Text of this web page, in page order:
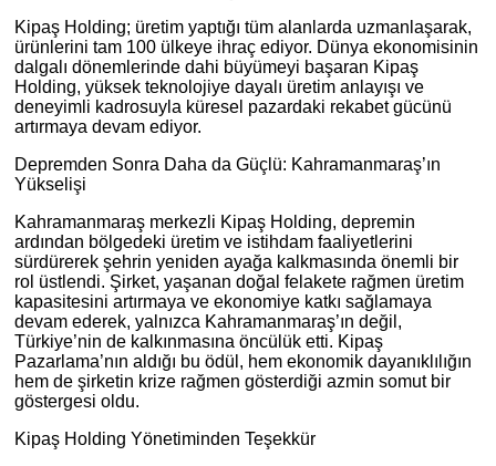
Kipaş Holding; üretim yaptığı tüm alanlarda uzmanlaşarak,
ürünlerini tam 100 ülkeye ihraç ediyor. Dünya ekonomisinin
dalgalı dönemlerinde dahi büyümeyi başaran Kipaş
Holding, yüksek teknolojiye dayalı üretim anlayışı ve
deneyimli kadrosuyla küresel pazardaki rekabet gücünü
artırmaya devam ediyor.
Depremden Sonra Daha da Güçlü: Kahramanmaraş’ın
Yükselişi
Kahramanmaraş merkezli Kipaş Holding, depremin
ardından bölgedeki üretim ve istihdam faaliyetlerini
sürdürerek şehrin yeniden ayağa kalkmasında önemli bir
rol üstlendi. Şirket, yaşanan doğal felakete rağmen üretim
kapasitesini artırmaya ve ekonomiye katkı sağlamaya
devam ederek, yalnızca Kahramanmaraş’ın değil,
Türkiye’nin de kalkınmasına öncülük etti. Kipaş
Pazarlama’nın aldığı bu ödül, hem ekonomik dayanıklılığın
hem de şirketin krize rağmen gösterdiği azmin somut bir
göstergesi oldu.
Kipaş Holding Yönetiminden Teşekkür